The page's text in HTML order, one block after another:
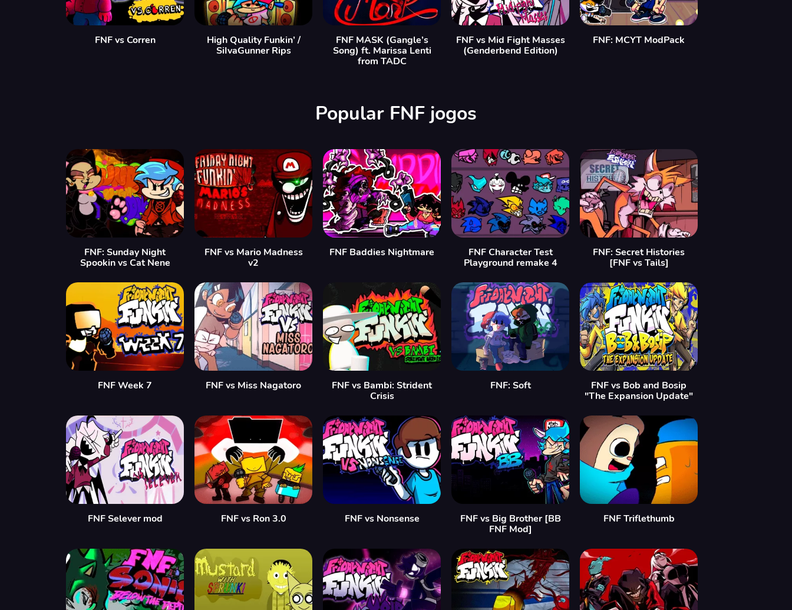
FNF vs Corren
High Quality Funkin’ /
SiIvaGunner Rips
FNF MASK (Gangle’s
Song) ft. Marissa Lenti
from TADC
FNF vs Mid Fight Masses
(Genderbend Edition)
FNF: MCYT ModPack
Popular FNF jogos
FNF: Sunday Night
Spookin vs Cat Nene
FNF vs Mario Madness
v2
FNF Baddies Nightmare
FNF Character Test
Playground remake 4
FNF: Secret Histories
[FNF vs Tails]
FNF Week 7 FNF vs Miss Nagatoro
FNF vs Bambi: Strident
Crisis
FNF: Soft
FNF vs Bob and Bosip
"The Expansion Update"
FNF Selever mod FNF vs Ron 3.0 FNF vs Nonsense
FNF vs Big Brother [BB
FNF Mod]
FNF Triflethumb